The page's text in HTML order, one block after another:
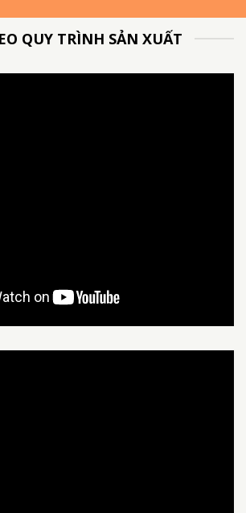
QUY TRÌNH SẢN XUẤT